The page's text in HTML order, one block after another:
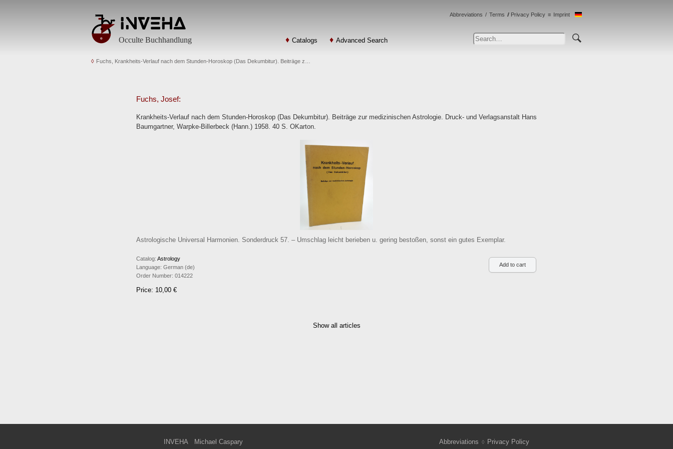
Occulte Buchhandlung Catalogs Advanced Search
Abbreviations Terms Privacy Policy Imprint
Fuchs, Krankheits-Verlauf nach dem Stunden-Horoskop (Das Dekumbitur). Beiträge z…
Fuchs, Josef:
Krankheits-Verlauf nach dem Stunden-Horoskop (Das Dekumbitur). Beiträge zur medizinischen Astrologie. Druck- und Verlagsanstalt Hans
Baumgartner, Warpke-Billerbeck (Hann.) 1958. 40 S. OKarton.
Astrologische Universal Harmonien. Sonderdruck 57. – Umschlag leicht berieben u. gering bestoßen, sonst ein gutes Exemplar.
Catalog: Astrology
Language: German (de)
Order Number: 014222
Price: 10,00 €
Show all articles
INVEHA
Michael Caspary
Abbreviations
Privacy Policy